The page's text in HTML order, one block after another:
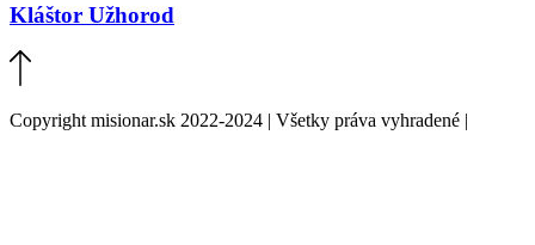
Kláštor Užhorod
Copyright misionar.sk 2022-2024 | Všetky práva vyhradené |